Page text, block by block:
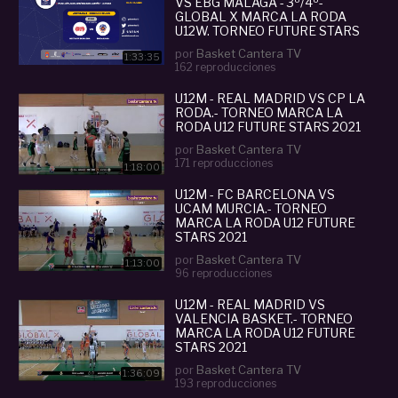
1:33:35
GLOBAL X MARCA LA RODA
U12W. TORNEO FUTURE STARS
por Basket Cantera TV
162 reproducciones
1:18:00
U12M - REAL MADRID VS CP LA
RODA.- TORNEO MARCA LA
RODA U12 FUTURE STARS 2021
por Basket Cantera TV
171 reproducciones
1:13:00
U12M - FC BARCELONA VS
UCAM MURCIA.- TORNEO
MARCA LA RODA U12 FUTURE
STARS 2021
por Basket Cantera TV
96 reproducciones
1:36:09
U12M - REAL MADRID VS
VALENCIA BASKET.- TORNEO
MARCA LA RODA U12 FUTURE
STARS 2021
por Basket Cantera TV
193 reproducciones